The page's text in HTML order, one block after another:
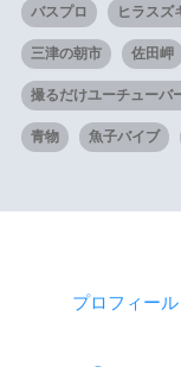
バスプロ ヒラスズ
三津の朝市 佐田岬
撮るだけユーチューバ
青物 魚子バイブ
プロフィール